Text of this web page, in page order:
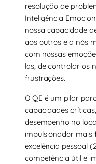
resolução de
Inteligência
nossa capacidade
aos outros e a nós
com nossas
las, de controlar os
frustrações.
O QE é um pilar
capacidades
desempenho no
impulsionador mais
excelência pessoal
competência útil e